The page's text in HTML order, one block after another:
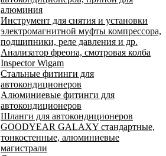
алюминия
Инструмент для снятия и установки
электромагнитной муфты компрессора,
подшипники, реле давления и др.
Анализатор фреона, смотровая колба
Inspector Wigam
Стальные фитинги для
автокондиционеров
Алюминиевые фитинги для
автокондиционеров
Шланги для автокондиционеров
GOODYEAR GALAXY стандартные,
тонкостенные, алюминиевые
магистрали